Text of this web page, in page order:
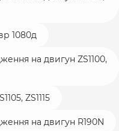
1080д
на двигун ZS1100,
ZS1115
на двигун R190N